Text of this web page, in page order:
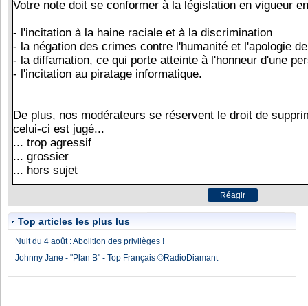
Top articles les plus lus
Nuit du 4 août : Abolition des privilèges !
Johnny Jane - "Plan B" - Top Français ©RadioDiamant